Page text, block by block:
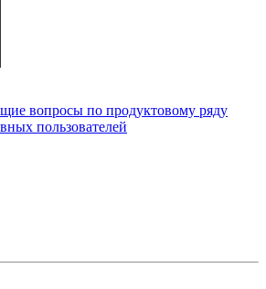
вопросы по продуктовому ряду
пользователей